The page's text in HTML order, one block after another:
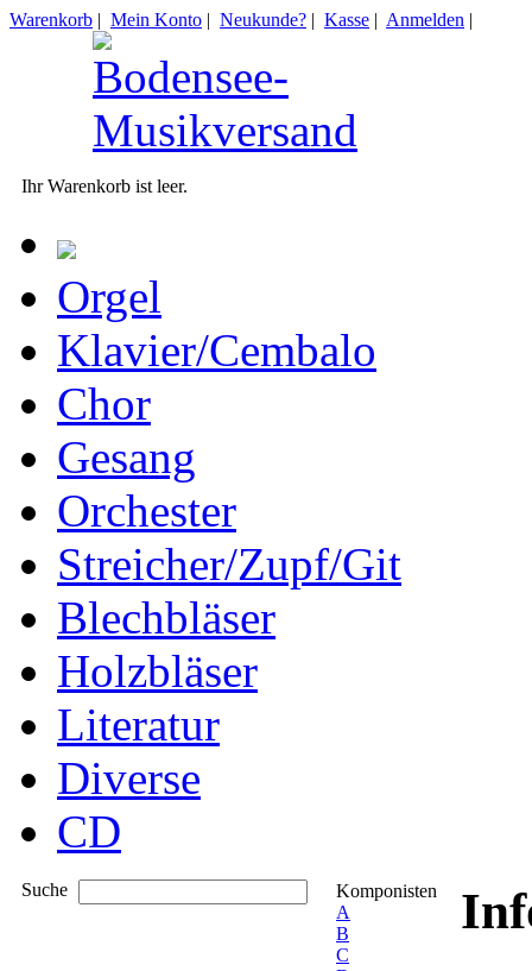
Warenkorb | Mein Konto | Neukunde? | Kasse | Anmelden |
Ihr Warenkorb ist leer.
Orgel
Klavier/Cembalo
Chor
Gesang
Orchester
Streicher/Zupf/Git
Blechbläser
Holzbläser
Literatur
Diverse
CD
Suche
Komponisten
A
B
C